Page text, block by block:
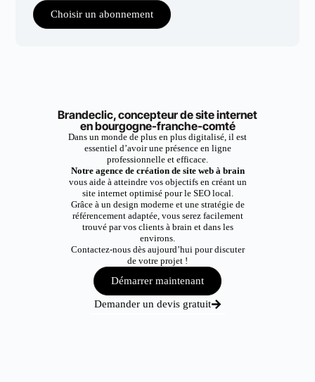
Choisir un abonnement
Brandeclic, concepteur de site internet
en bourgogne-franche-comté
Dans un monde de plus en plus digitalisé, il est
essentiel d’avoir une présence en ligne
professionnelle et efficace.
Notre agence de création de site web à brain
vous aide à atteindre vos objectifs en créant un
site internet optimisé pour le SEO local.
Grâce à un design moderne et une stratégie de
référencement adaptée, vous serez facilement
trouvé par vos clients à brain et dans les
environs.
Contactez-nous dès aujourd’hui pour discuter
de votre projet !
Démarrer maintenant
Demander un devis gratuit